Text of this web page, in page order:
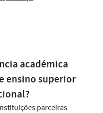
académica
ensino superior
parceiras